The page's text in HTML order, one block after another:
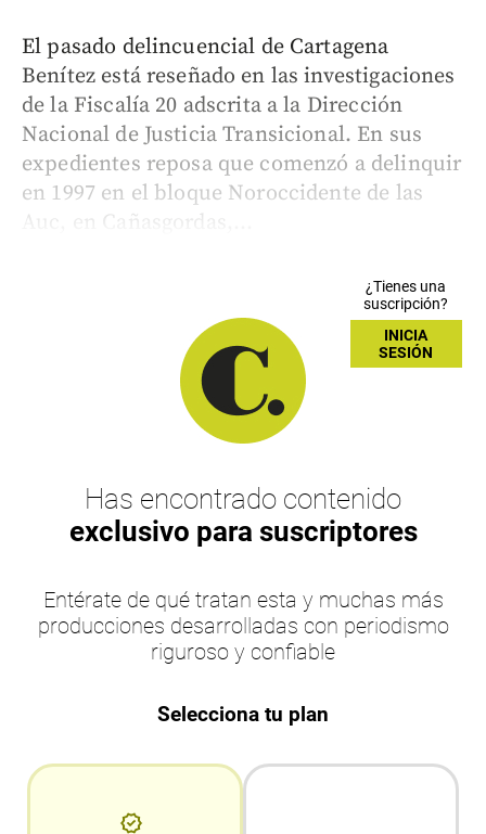
El pasado delincuencial de Cartagena
Benítez está reseñado en las investigaciones
de la Fiscalía 20 adscrita a la Dirección
Nacional de Justicia Transicional. En sus
expedientes reposa que comenzó a delinquir
en 1997 en el bloque Noroccidente de las
Auc, en Cañasgordas,...
¿Tienes una
suscripción?
INICIA
SESIÓN
Has encontrado contenido
exclusivo para suscriptores
Entérate de qué tratan esta y muchas más
producciones desarrolladas con periodismo
riguroso y confiable
Selecciona tu plan